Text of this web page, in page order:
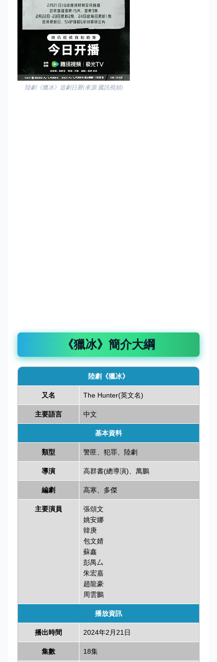
陸劇《獵冰》追劇日曆(來源:騰訊視頻)
《獵冰》簡介大綱
陸劇《獵冰》
又名 The Hunter(英文名)
主要語言 中文
基本資料
類型 警匪、犯罪、陸劇
導演 高群書(總導演)、萬鵬
編劇 高寒、多傑
主要演員
張頌文
姚安娜
韓庚
包文婧
蘇鑫
彭禺厶
朱宏嘉
趙龍豪
周雲鵬
播放資訊
播出時間 2024年2月21日
集數 18集